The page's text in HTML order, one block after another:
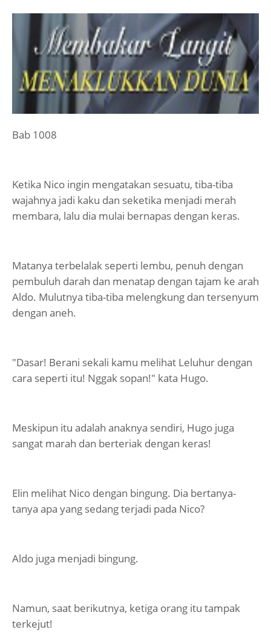
Bab 1008
Ketika Nico ingin mengatakan sesuatu, tiba-tiba
wajahnya jadi kaku dan seketika menjadi merah
membara, lalu dia mulai bernapas dengan keras.
Matanya terbelalak seperti lembu, penuh dengan
pembuluh darah dan menatap dengan tajam ke arah
Aldo. Mulutnya tiba-tiba melengkung dan tersenyum
dengan aneh.
"Dasar! Berani sekali kamu melihat Leluhur dengan
cara seperti itu! Nggak sopan!" kata Hugo.
Meskipun itu adalah anaknya sendiri, Hugo juga
sangat marah dan berteriak dengan keras!
Elin melihat Nico dengan bingung. Dia bertanya-
tanya apa yang sedang terjadi pada Nico?
Aldo juga menjadi bingung.
Namun, saat berikutnya, ketiga orang itu tampak
terkejut!